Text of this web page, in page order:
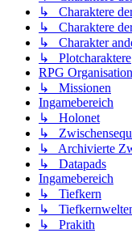
↳ Charaktere
↳ Charaktere
↳ Charakter
↳ Plotcharaktere
RPG Organisation
↳ Missionen
Ingamebereich
↳ Holonet
↳
↳ Archivierte
↳ Datapads
Ingamebereich
↳ Tiefkern
↳
↳ Prakith